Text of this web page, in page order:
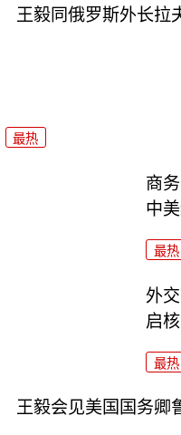
王毅同俄罗斯外长拉
最热
商
中
最热
外
启
最热
王毅会见美国国务卿